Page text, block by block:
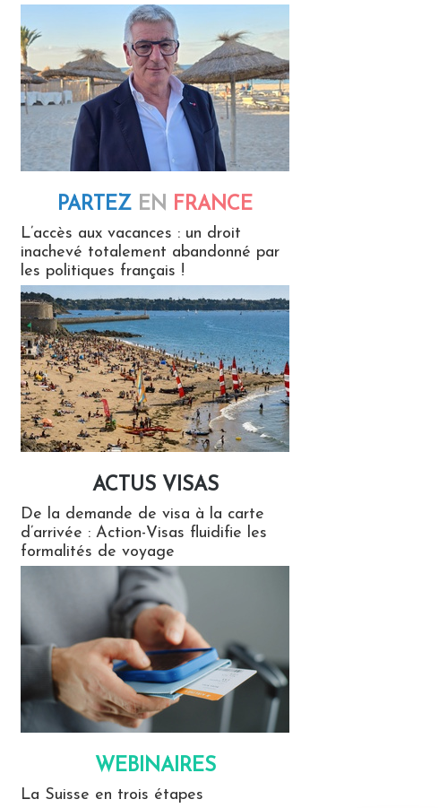
PARTEZ EN FRANCE
L’accès aux vacances : un droit
inachevé totalement abandonné par
les politiques français !
ACTUS VISAS
De la demande de visa à la carte
d’arrivée : Action-Visas fluidifie les
formalités de voyage
WEBINAIRES
La Suisse en trois étapes